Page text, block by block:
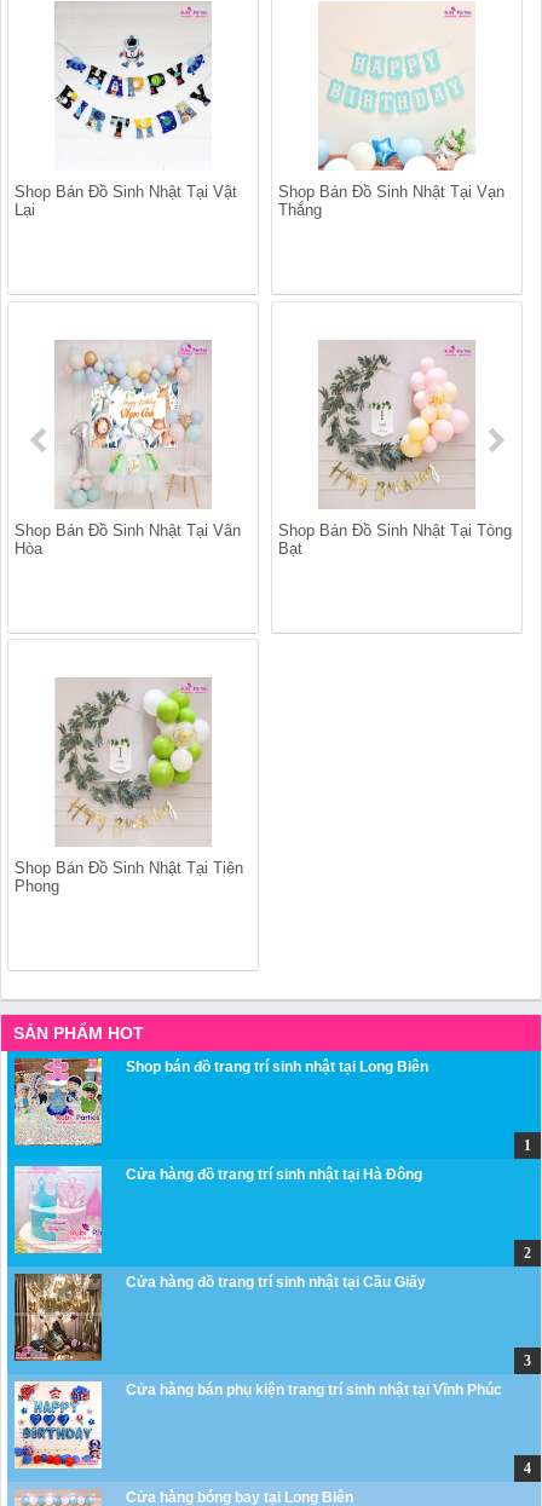
Shop Bán Đồ Sinh Nhật Tại Vật
Lại
Shop Bán Đồ Sinh Nhật Tại Vạn
Thắng
Shop Bán Đồ Sinh Nhật Tại Vân
Hòa
Shop Bán Đồ Sinh Nhật Tại Tòng
Bạt
Shop Bán Đồ Sinh Nhật Tại Tiên
Phong
SẢN PHẨM HOT
Shop bán đồ trang trí sinh nhật tại Long Biên
Cửa hàng đồ trang trí sinh nhật tại Hà Đông
Cửa hàng đồ trang trí sinh nhật tại Cầu Giấy
Cửa hàng bán phụ kiện trang trí sinh nhật tại Vĩnh Phúc
Cửa hàng bóng bay tại Long Biên